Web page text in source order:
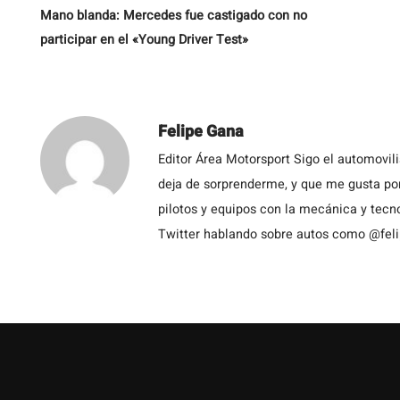
Mano blanda: Mercedes fue castigado con no
participar en el «Young Driver Test»
Felipe Gana
Editor Área Motorsport Sigo el
deja de sorprenderme, y que me gusta
pilotos y equipos con la mecánica y
Twitter hablando sobre autos como